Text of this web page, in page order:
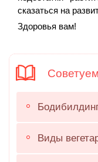
сказаться на
Здоровья вам!
Виды